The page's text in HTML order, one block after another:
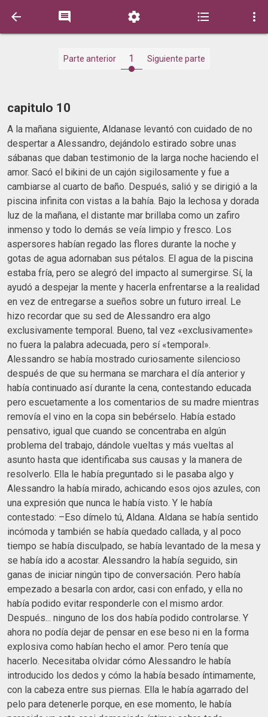
    
Parte anterior 1 Siguiente parte
capitulo 10
A la mañana siguiente, Aldanase levantó con cuidado de no
despertar a Alessandro, dejándolo estirado sobre unas
sábanas que daban testimonio de la larga noche haciendo el
amor. Sacó el bikini de un cajón sigilosamente y fue a
cambiarse al cuarto de baño. Después, salió y se dirigió a la
piscina infinita con vistas a la bahía. Bajo la lechosa y dorada
luz de la mañana, el distante mar brillaba como un zafiro
inmenso y todo lo demás se veía limpio y fresco. Los
aspersores habían regado las flores durante la noche y
gotas de agua adornaban sus pétalos. El agua de la piscina
estaba fría, pero se alegró del impacto al sumergirse. Sí, la
ayudó a despejar la mente y hacerla enfrentarse a la realidad
en vez de entregarse a sueños sobre un futuro irreal. Le
hizo recordar que su sed de Alessandro era algo
exclusivamente temporal. Bueno, tal vez «exclusivamente»
no fuera la palabra adecuada, pero sí «temporal».
Alessandro se había mostrado curiosamente silencioso
después de que su hermana se marchara el día anterior y
había continuado así durante la cena, contestando educada
pero escuetamente a los comentarios de su madre mientras
removía el vino en la copa sin bebérselo. Había estado
pensativo, igual que cuando se concentraba en algún
problema del trabajo, dándole vueltas y más vueltas al
asunto hasta que identificaba sus causas y la manera de
resolverlo. Ella le había preguntado si le pasaba algo y
Alessandro la había mirado, achicando esos ojos azules, con
una expresión que nunca le había visto. Y le había
contestado: –Eso dímelo tú, Aldana. Aldana se había sentido
incómoda y también se había quedado callada, y al poco
tiempo se había disculpado, se había levantado de la mesa y
se había ido a acostar. Alessandro la había seguido, sin
ganas de iniciar ningún tipo de conversación. Pero había
empezado a besarla con ardor, casi con enfado, y ella no
había podido evitar responderle con el mismo ardor.
Después... ninguno de los dos había podido controlarse. Y
ahora no podía dejar de pensar en ese beso ni en la forma
explosiva como habían hecho el amor. Pero tenía que
hacerlo. Necesitaba olvidar cómo Alessandro le había
introducido los dedos y cómo la había besado íntimamente,
con la cabeza entre sus piernas. Ella le había agarrado del
pelo para detenerle porque, en ese momento, le había